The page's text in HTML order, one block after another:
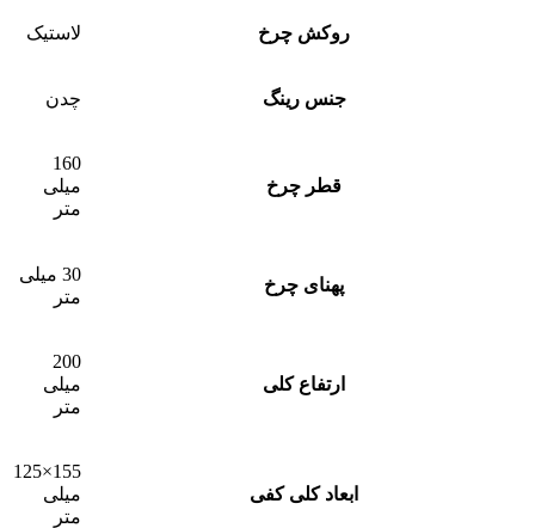
روکش چرخ لاستیک
جنس رینگ چدن
قطر چرخ
160
میلی
متر
پهنای چرخ
30 میلی
متر
ارتفاع کلی
200
میلی
متر
ابعاد کلی کفی
155×125
میلی
متر